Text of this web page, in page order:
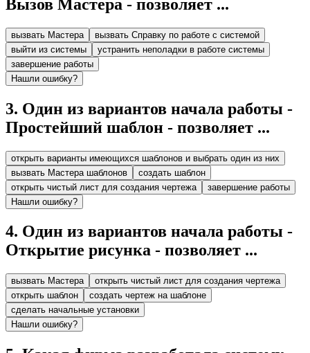
Вызов Мастера - позволяет ...
вызвать Мастера
вызвать Справку по работе с системой
выйти из системы
устранить неполадки в работе системы
завершение работы
Нашли ошибку?
3. Один из вариантов начала работы -
Простейший шаблон - позволяет ...
открыть варианты имеющихся шаблонов и выбрать один из них
вызвать Мастера шаблонов
создать шаблон
открыть чистый лист для создания чертежа
завершение работы
Нашли ошибку?
4. Один из вариантов начала работы -
Открытие рисунка - позволяет ...
вызвать Мастера
открыть чистый лист для создания чертежа
открыть шаблон
создать чертеж на шаблоне
сделать начальные установки
Нашли ошибку?